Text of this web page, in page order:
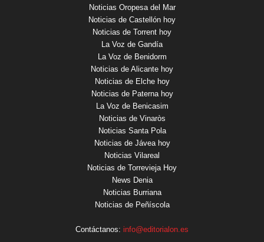
Noticias Oropesa del Mar
Noticias de Castellón hoy
Noticias de Torrent hoy
La Voz de Gandía
La Voz de Benidorm
Noticias de Alicante hoy
Noticias de Elche hoy
Noticias de Paterna hoy
La Voz de Benicasim
Noticias de Vinaròs
Noticias Santa Pola
Noticias de Jávea hoy
Noticias Vilareal
Noticias de Torrevieja Hoy
News Denia
Noticias Burriana
Noticias de Peñíscola
Contáctanos: info@editorialon.es